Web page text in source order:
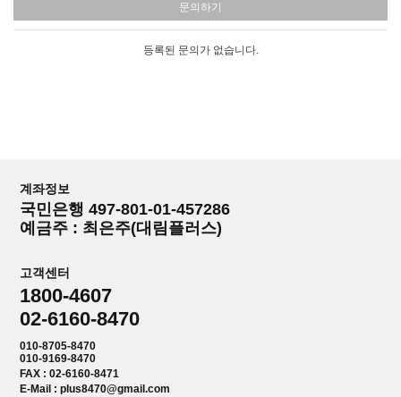
문의하기
등록된 문의가 없습니다.
계좌정보
국민은행 497-801-01-457286
예금주 : 최은주(대림플러스)
고객센터
1800-4607
02-6160-8470
010-8705-8470
010-9169-8470
FAX : 02-6160-8471
E-Mail : plus8470@gmail.com